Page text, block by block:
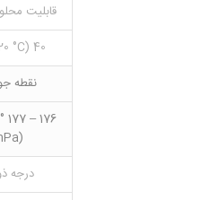
قابلیت
40 g/l (20 °C)
نقطه
درجه